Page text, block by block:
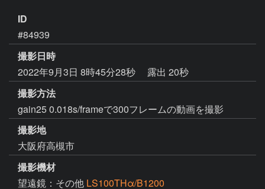
ID
#84939
撮影日時
2022年9月3日 8時45分28秒
露出 20秒
撮影方法
gain25 0.018s/frameで300フレームの動画を撮影
撮影地
大阪府高槻市
撮影機材
望遠鏡：その他 LS100THα/B1200